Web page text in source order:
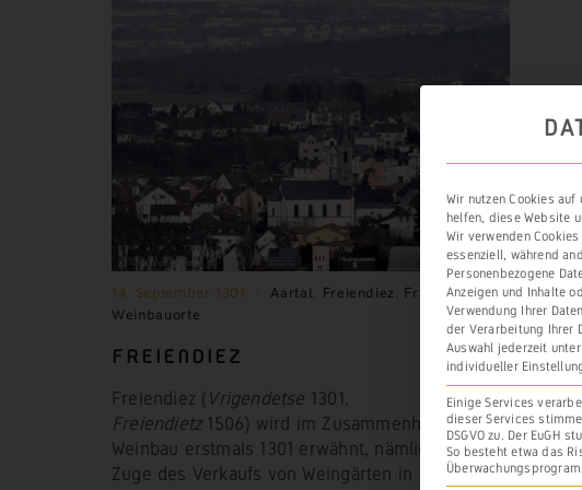
14. September 1301 Aartal Freiendiez
Frühere
Weinbauorte
FREIENDIEZ
Freiendiez ( Vrigendetse 1301,
Freiendietz1506) wird im Zusammenhang mit
Weinbau erstmals 1301 erwähnt, nämlich im
Zuge des Verkaufs von Weingärten in
Wir nutzen Cookies
helfen, diese Website
Wir verwenden
essenziell, während
Personenbezogene
Anzeigen und Inhalte
Verwendung Ihrer
der Verarbeitung Ihrer
Auswahl jederzeit unter
individueller
Einige Services
dieser Services
DSGVO zu. Der EuGH
So besteht etwa das